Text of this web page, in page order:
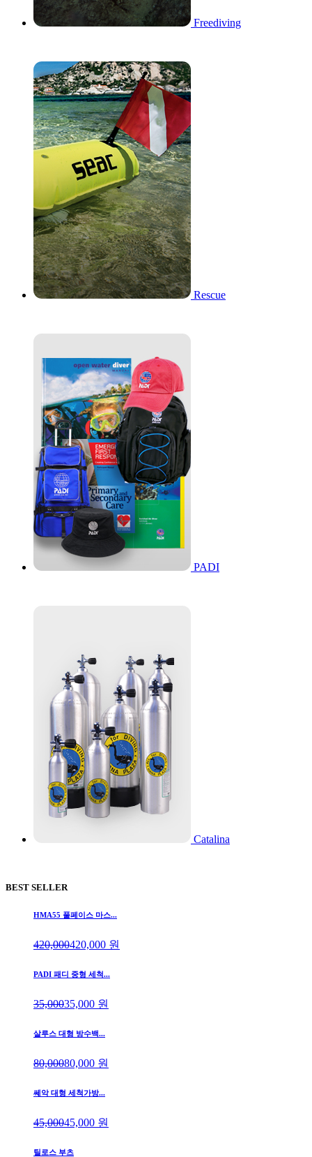
Freediving
Rescue
PADI
Catalina
BEST SELLER
HMA55 풀페이스 마스...
420,000420,000 원
PADI 패디 중형 세척...
35,00035,000 원
살루스 대형 방수백...
80,00080,000 원
쎄악 대형 세척가방...
45,00045,000 원
틸로스 부츠